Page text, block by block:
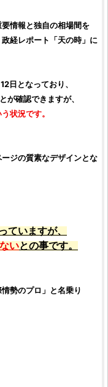
情報と独自の相場間を
経レポート「天の時」 に
日となっており、
が確認できますが、
状況です。
ジの質素なデザインとな
いますが、
いとの事です。
勢のプロ」と名乗り